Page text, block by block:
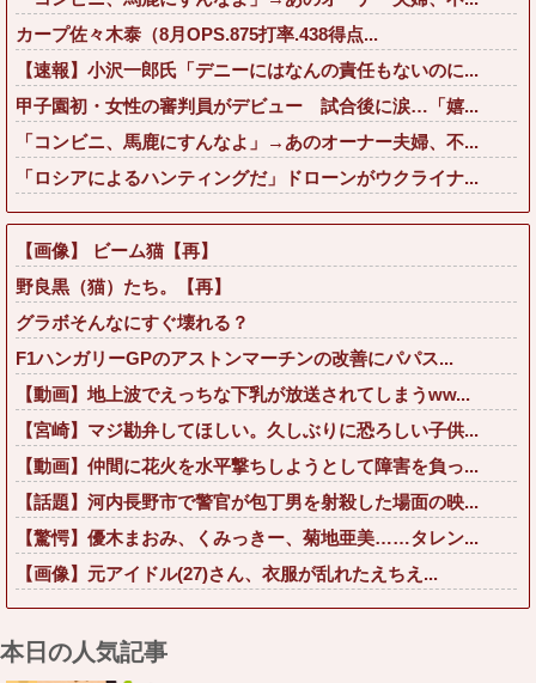
カープ佐々木泰（8月OPS.875打率.438得点...
【速報】小沢一郎氏「デニーにはなんの責任もないのに...
甲子園初・女性の審判員がデビュー 試合後に涙…「嬉...
「コンビニ、馬鹿にすんなよ」→あのオーナー夫婦、不...
「ロシアによるハンティングだ」ドローンがウクライナ...
【画像】 ビーム猫【再】
野良黒（猫）たち。【再】
グラボそんなにすぐ壊れる？
F1ハンガリーGPのアストンマーチンの改善にパパス...
【動画】地上波でえっちな下乳が放送されてしまうww...
【宮崎】マジ勘弁してほしい。久しぶりに恐ろしい子供...
【動画】仲間に花火を水平撃ちしようとして障害を負っ...
【話題】河内長野市で警官が包丁男を射殺した場面の映...
【驚愕】優木まおみ、くみっきー、菊地亜美……タレン...
【画像】元アイドル(27)さん、衣服が乱れたえちえ...
本日の人気記事